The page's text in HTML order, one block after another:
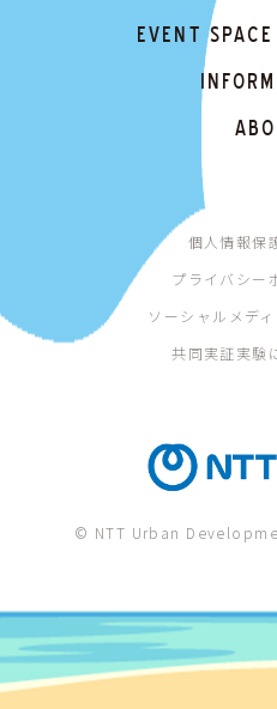
EVENT
個人情報保
プライバシー
ソーシャルメデ
共同実証実験
© NTT Urban